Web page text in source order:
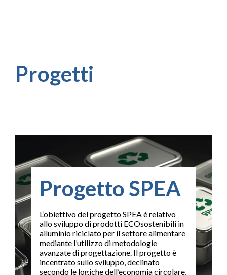
Progetti
Progetto SPEA
L’obiettivo del progetto SPEA è relativo
allo sviluppo di prodotti ECOsostenibili in
alluminio riciclato per il settore alimentare
mediante l’utilizzo di metodologie
avanzate di progettazione. Il progetto è
incentrato sullo sviluppo, declinato
secondo le logiche dell’economia circolare,